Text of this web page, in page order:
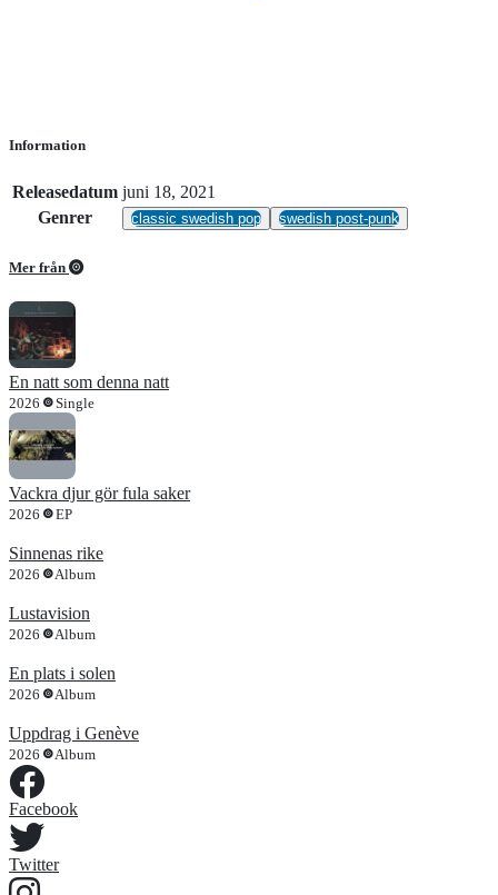
Information
Releasedatum juni 18, 2021
Genrer
classic swedish pop swedish post-punk
Mer från
En natt som denna natt
2026 Single
Vackra djur gör fula saker
2026 EP
Sinnenas rike
2026 Album
Lustavision
2026 Album
En plats i solen
2026 Album
Uppdrag i Genève
2026 Album
Facebook
Twitter